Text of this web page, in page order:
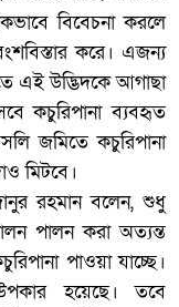
বিবেচনা করলে
করে। এজন্য
এই উদ্ভিদকে আগাছা
কচুরিপানা ব্যবহৃত
জমিতে কচুরিপানা
মিটবে।
রহমান বলেন, শুধু
পালন করা অত্যন্ত
পাওয়া যাচ্ছে।
হয়েছে। তবে